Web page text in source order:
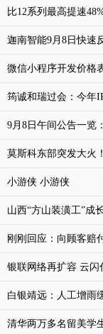
比12系列最高提速
迦南智能9月8日快速
微信小程序开发价格
筠诚和瑞过会：今年
9月8日午间公告一览
莫斯科东部突发大火！
小游侠 小游侠
山西“方山装潢工”成
刚刚回应：向顾客赔
银联网络再扩容 云闪
白银靖远：人工增雨
清华两万多名留美学